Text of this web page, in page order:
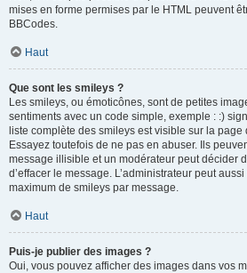
mises en forme permises par le HTML peuvent
BBCodes.
Haut
Que sont les smileys ?
Les smileys, ou émoticônes, sont de petites
sentiments avec un code simple, exemple : :)
liste complète des smileys est visible sur la
Essayez toutefois de ne pas en abuser. Ils
message illisible et un modérateur peut décider
d’effacer le message. L’administrateur peut
maximum de smileys par message.
Haut
Puis-je publier des images ?
Oui, vous pouvez afficher des images dans vos